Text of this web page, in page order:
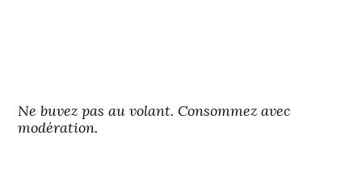
Ne buvez pas au volant. Consommez avec
modération.